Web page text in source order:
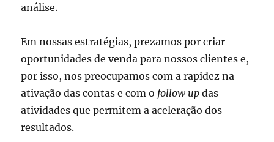
análise.
Em nossas estratégias, prezamos por criar
oportunidades de venda para nossos clientes e,
por isso, nos preocupamos com a rapidez na
ativação das contas e com o follow up das
atividades que permitem a aceleração dos
resultados.